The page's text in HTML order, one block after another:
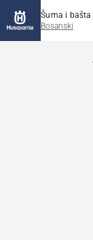
Šuma i bašta
Bosanski